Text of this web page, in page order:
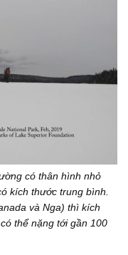
có thân hình nhỏ
kích thước trung bình.
và Nga) thì kích
thể nặng tới gần 100